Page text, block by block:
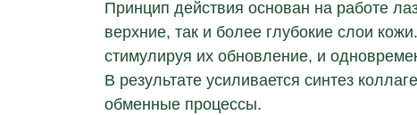
Принцип действия основан на работе
верхние, так и более глубокие слои
стимулируя их обновление, и
В результате усиливается синтез
обменные процессы.